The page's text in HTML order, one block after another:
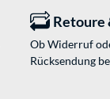
Retoure
Ob Widerruf
Rücksendung